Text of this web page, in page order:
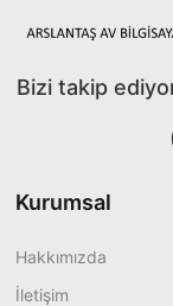
Bizi takip
Kurumsal
Hakkımızda
İletişim